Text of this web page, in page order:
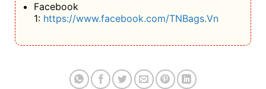
Facebook
1: https://www.facebook.com/TNBags.Vn